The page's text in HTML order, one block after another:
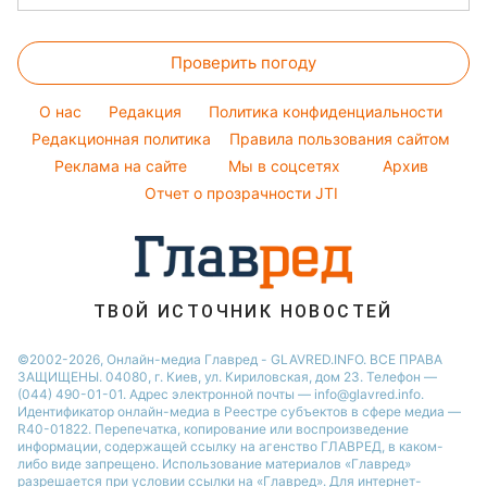
Новости Тернополя
Новости Черкассы
Новости Житомира
Новости Ровно
Новости Одессы
Новости Запорожья
Народные приметы
Все о шоу-бизнесе
Окрашивание волос
Красивый маникюр
Модные ошибки
Новости моды
Советы от Андре Тана
Комнатные растения
Все о сале
Уборка
Авто
Проверить погоду
O нас Редакция
Политика конфиденциальности
Редакционная политика
Правила пользования сайтом
Реклама на сайте
Мы в соцсетях
Архив
Отчет о прозрачности JTI
ТВОЙ ИСТОЧНИК НОВОСТЕЙ
©2002-2026, Онлайн-медиа Главред - GLAVRED.INFO. ВСЕ ПРАВА
ЗАЩИЩЕНЫ. 04080, г. Киев, ул. Кириловская, дом 23. Телефон —
(044) 490-01-01. Адрес электронной почты — info@glavred.info.
Идентификатор онлайн-медиа в Реестре cубъектов в сфере медиа —
R40-01822. Перепечатка, копирование или воспроизведение
информации, содержащей ссылку на агенство ГЛАВРЕД, в каком-
либо виде запрещено. Использование материалов «Главред»
разрешается при условии ссылки на «Главред». Для интернет-